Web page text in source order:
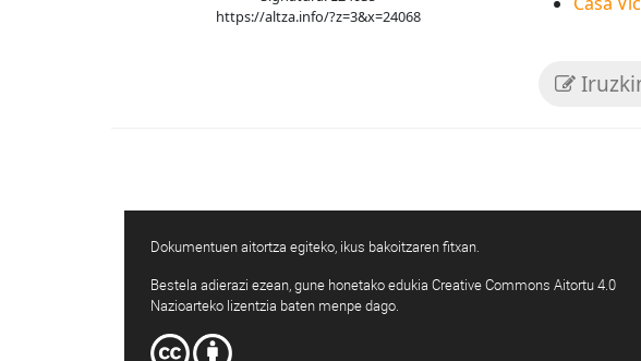
https://altza.info/?z=3&x=24068
Dokumentuen aitortza egiteko, ikus bakoitzaren fitxan.
Bestela adierazi ezean, gune honetako edukia Creative Commons Aitortu 4.0
Nazioarteko lizentzia baten menpe dago.